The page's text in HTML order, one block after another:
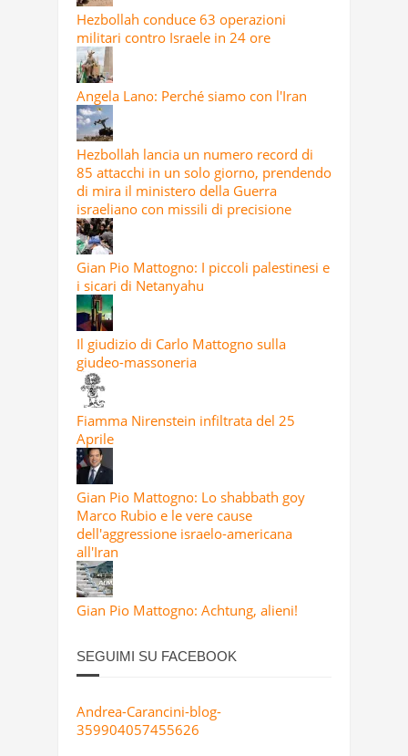
Hezbollah conduce 63 operazioni
militari contro Israele in 24 ore
Angela Lano: Perché siamo con l'Iran
Hezbollah lancia un numero record di
85 attacchi in un solo giorno, prendendo
di mira il ministero della Guerra
israeliano con missili di precisione
Gian Pio Mattogno: I piccoli palestinesi e
i sicari di Netanyahu
Il giudizio di Carlo Mattogno sulla
giudeo-massoneria
Fiamma Nirenstein infiltrata del 25
Aprile
Gian Pio Mattogno: Lo shabbath goy
Marco Rubio e le vere cause
dell'aggressione israelo-americana
all'Iran
Gian Pio Mattogno: Achtung, alieni!
SEGUIMI SU FACEBOOK
Andrea-Carancini-blog-
359904057455626